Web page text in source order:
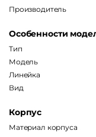
Производитель
Особенности
Тип
Модель
Линейка
Вид
Корпус
Материал корпуса